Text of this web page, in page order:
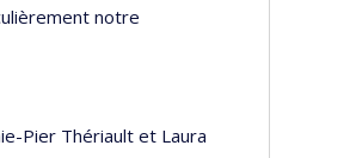
notre
Pier Thériault et Laura